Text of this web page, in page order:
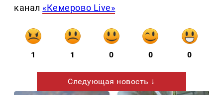
канал «Кемерово Live»
1 1 0 0 0
Следующая новость ↓